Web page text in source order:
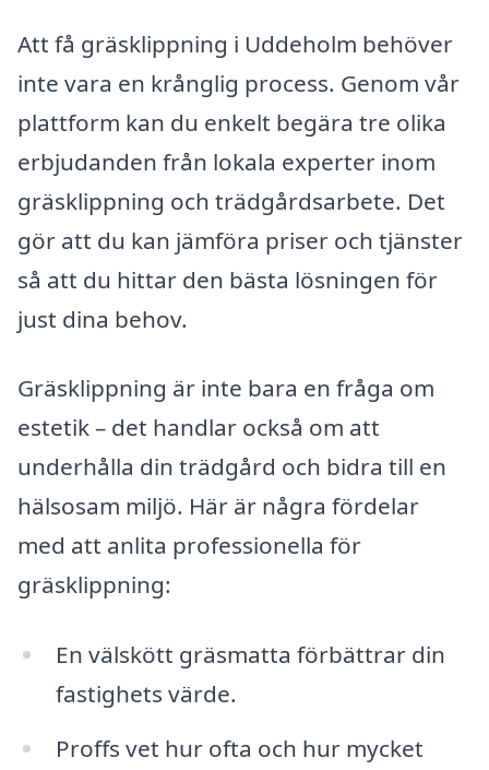
Att få gräsklippning i Uddeholm behöver
inte vara en krånglig process. Genom vår
plattform kan du enkelt begära tre olika
erbjudanden från lokala experter inom
gräsklippning och trädgårdsarbete. Det
gör att du kan jämföra priser och tjänster
så att du hittar den bästa lösningen för
just dina behov.
Gräsklippning är inte bara en fråga om
estetik – det handlar också om att
underhålla din trädgård och bidra till en
hälsosam miljö. Här är några fördelar
med att anlita professionella för
gräsklippning:
En välskött gräsmatta förbättrar din
fastighets värde.
Proffs vet hur ofta och hur mycket